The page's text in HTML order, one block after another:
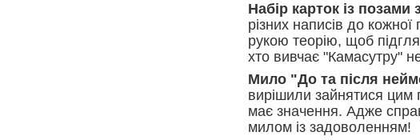
Набір карток із
різних написів до
рукою теорію, щоб
хто вивчає "Камасутру"
Мило "До та після
вирішили зайнятися
має значення. Адже
милом із задоволенням!